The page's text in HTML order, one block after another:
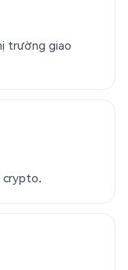
trường giao
crypto.